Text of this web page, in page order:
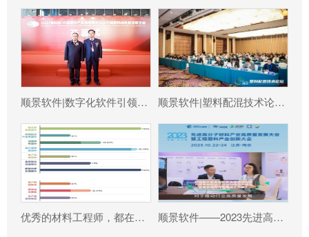
顺景软件|数字化软件引领新材料产业绿色智造新篇章 顺景软件|塑料配混技术论坛上展示数字化的力量
优秀的材料工程师，都在跟这个新朋友打交道! 顺景软件——2023先进高分子材料产业高质量发展大会暨工程塑料产业创新大会